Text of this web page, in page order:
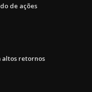
de ações
altos retornos